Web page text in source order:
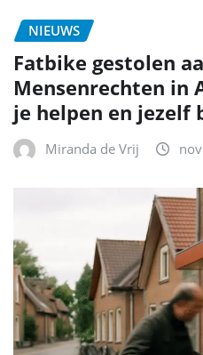
NIEUWS
Fatbike gestolen
Mensenrechten in
je helpen en jezelf
Miranda de Vrij